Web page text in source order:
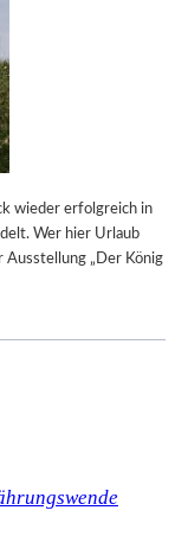
wieder erfolgreich in
Wer hier Urlaub
Ausstellung „Der König